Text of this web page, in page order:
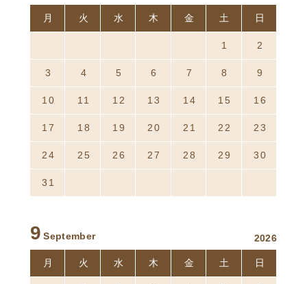
月 火 水 木 金 土 日
1 2
3 4 5 6 7 8 9
10 11 12 13 14 15 16
17 18 19 20 21 22 23
24 25 26 27 28 29 30
31
1
9 September 2026
月 火 水 木 金 土 日